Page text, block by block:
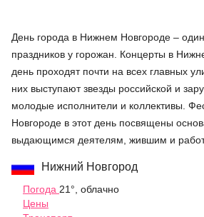
День города в Нижнем Новгороде –
праздников у горожан. Концерты в
день проходят почти на всех главных
них выступают звезды российской и
молодые исполнители и коллективы.
Новгороде в этот день посвящены
выдающимся деятелям, жившим и
Нижний Новгород
Погода 21°, облачно
Цены